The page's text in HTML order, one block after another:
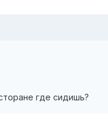
где сидишь?